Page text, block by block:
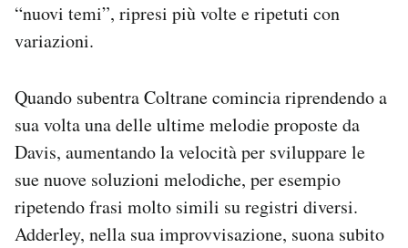
“nuovi temi”, ripresi più volte e ripetuti con
variazioni.
Quando subentra Coltrane comincia riprendendo a
sua volta una delle ultime melodie proposte da
Davis, aumentando la velocità per sviluppare le
sue nuove soluzioni melodiche, per esempio
ripetendo frasi molto simili su registri diversi.
Adderley, nella sua improvvisazione, suona subito